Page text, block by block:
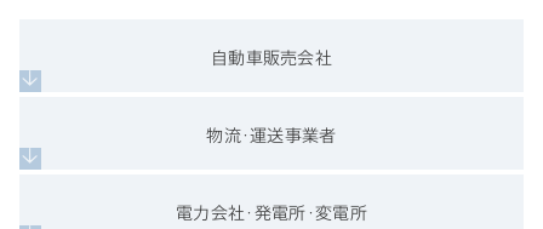
自動車販売会社
物流･運送事業者
電力会社･発電所･変電所